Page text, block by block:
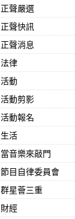
正聲嚴選
正聲快訊
正聲消息
法律
活動
活動剪影
活動報名
生活
當音樂來敲門
節目自律委員會
群星薈三重
財經